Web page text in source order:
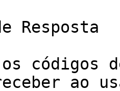
Resposta
códigos
ao